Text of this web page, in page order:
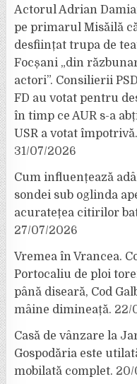
Actorul Adrian
pe primarul Misăilă
desființat trupa de
Focșani „din
actori”. Consilierii
FD au votat pentru
în timp ce AUR s-a
USR a votat împotrivă.
31/07/2026
Cum influențează
sondei sub oglinda
acuratețea citirilor
27/07/2026
Vremea în Vrancea.
Portocaliu de ploi
până diseară, Cod
mâine dimineață. 22/
Casă de vânzare la
Gospodăria este
mobilată complet. 20/